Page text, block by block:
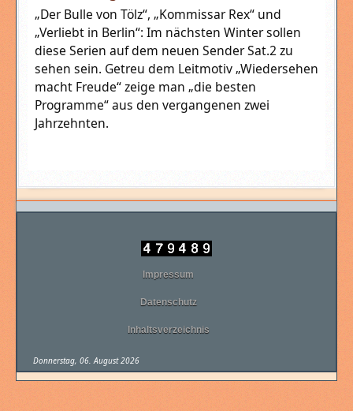
Impressum
Datenschutz
Inhaltsverzeichnis
Donnerstag, 06. August 2026
„Der Bulle von Tölz“, „Kommissar Rex“ und
„Verliebt in Berlin“: Im nächsten Winter sollen
diese Serien auf dem neuen Sender Sat.2 zu
sehen sein. Getreu dem Leitmotiv „Wiedersehen
macht Freude“ zeige man „die besten
Programme“ aus den vergangenen zwei
Jahrzehnten.